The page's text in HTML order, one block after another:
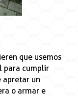
que usemos
para cumplir
apretar un
o armar e